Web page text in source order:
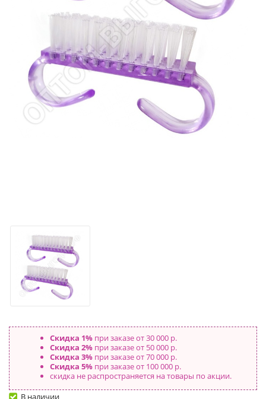
Скидка 1%при заказе от 30 000 р.
Скидка 2%при заказе от 50 000 р.
Скидка 3%при заказе от 70 000 р.
Скидка 5%при заказе от 100 000 р.
скидка не распространяется на товары по акции.
В наличии